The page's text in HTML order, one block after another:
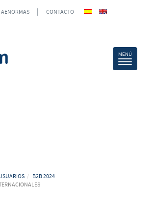
AENORMAS | CONTACTO
B2B 2024